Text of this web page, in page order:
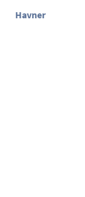
Havner